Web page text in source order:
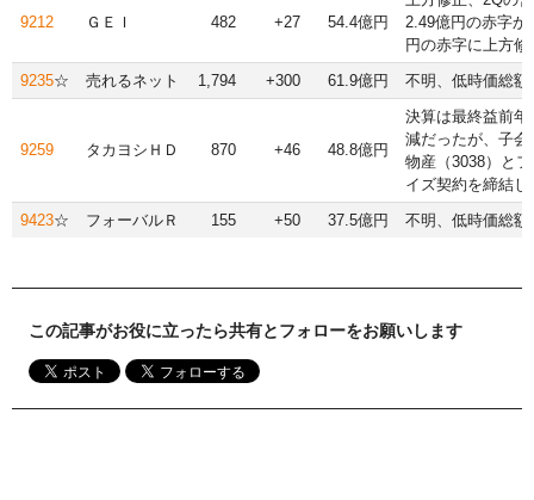
9212 ＧＥＩ 482 +27 54.4億円
2.49億円の赤字か
円の赤字に上方修
9235☆ 売れるネット 1,794 +300 61.9億円 不明、低時価総額
9259 タカヨシＨＤ 870 +46 48.8億円
決算は最終益前年
減だったが、子会
物産（3038）と
イズ契約を締結し
9423☆ フォーバルＲ 155 +50 37.5億円 不明、低時価総額
この記事がお役に立ったら共有とフォローをお願いします